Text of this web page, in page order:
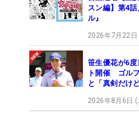
スン編】第4
ル』
2026年7月22
笹生優花が6
ト開催 ゴル
と「真剣だけ
2026年8月6日